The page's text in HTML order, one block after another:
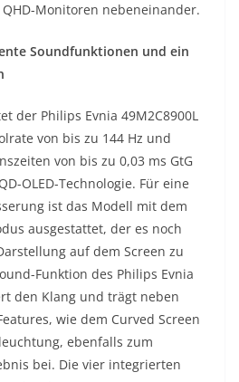
Monitoren nebeneinander.
Soundfunktionen und ein
der Philips Evnia 49M2C8900L
von bis zu 144 Hz und
von bis zu 0,03 ms GtG
OLED-Technologie. Für eine
ist das Modell mit dem
ausgestattet, der es noch
auf dem Screen zu
Funktion des Philips Evnia
den Klang und trägt neben
wie dem Curved Screen
ebenfalls zum
bei. Die vier integrierten